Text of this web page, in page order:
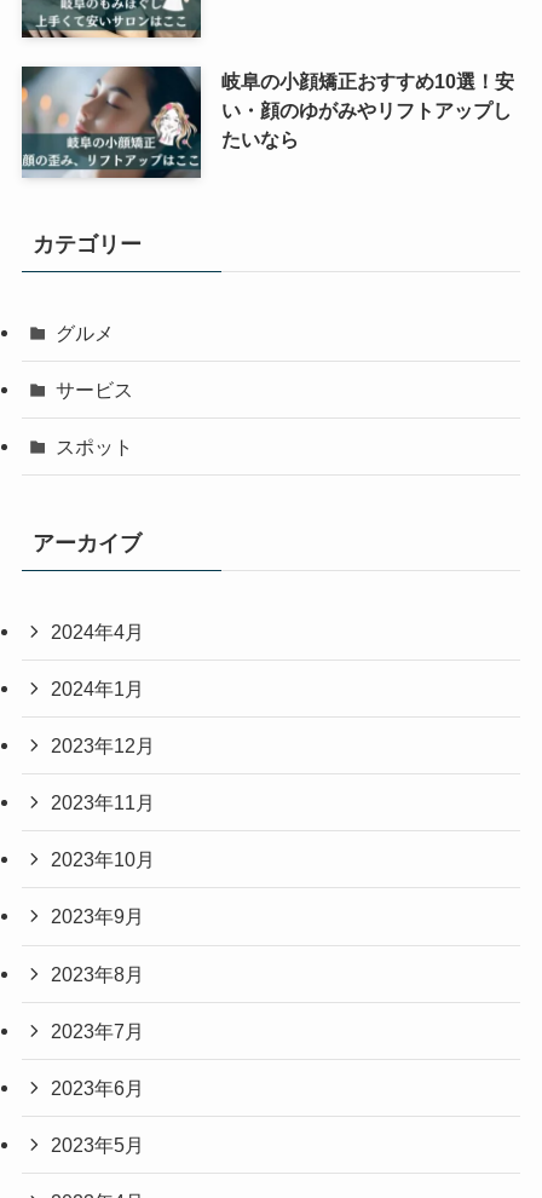
岐阜の小顔矯正おすすめ10選！安
い・顔のゆがみやリフトアップし
たいなら
カテゴリー
グルメ
サービス
スポット
アーカイブ
2024年4月
2024年1月
2023年12月
2023年11月
2023年10月
2023年9月
2023年8月
2023年7月
2023年6月
2023年5月